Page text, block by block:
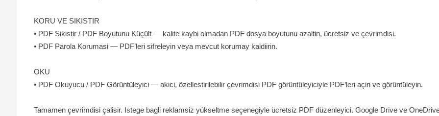
KORU VE SIKISTIR
• PDF Sikistir / PDF Boyutunu Küçült — kalite kaybi olmadan PDF dosya boyutunu azaltin, ücretsiz ve çevrimdisi.
• PDF Parola Korumasi — PDF’leri sifreleyin veya mevcut korumay kaldiirin.
OKU
• PDF Okuyucu / PDF Görüntüleyici — akici, özellestirilebilir çevrimdisi PDF görüntüleyiciyle PDF’leri açin ve görüntüleyin.
Tamamen çevrimdisi çalisir. Istege bagli reklamsiz yükseltme seçenegiyle ücretsiz PDF düzenleyici. Google Drive ve